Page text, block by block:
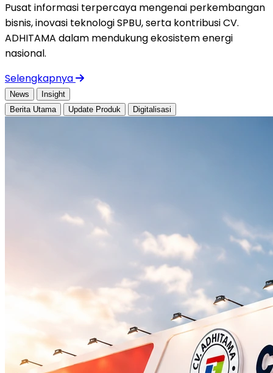
Pusat informasi terpercaya mengenai perkembangan
bisnis, inovasi teknologi SPBU, serta kontribusi CV.
ADHITAMA dalam mendukung ekosistem energi
nasional.
Selengkapnya
News
Insight
Berita Utama
Update Produk Digitalisasi